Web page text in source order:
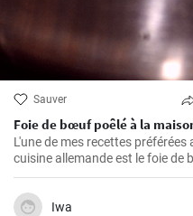
Sauver
Foie de bœuf poêlé à la
L'une de mes recettes
cuisine allemande est le foie de
depuis des années dans ma
ajustements au fil du temps
heureux de le partager ici avec
Iwa